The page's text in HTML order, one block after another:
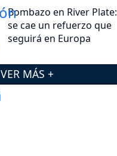
Bombazo en River Plate:
se cae un refuerzo que
seguirá en Europa
VER MÁS +